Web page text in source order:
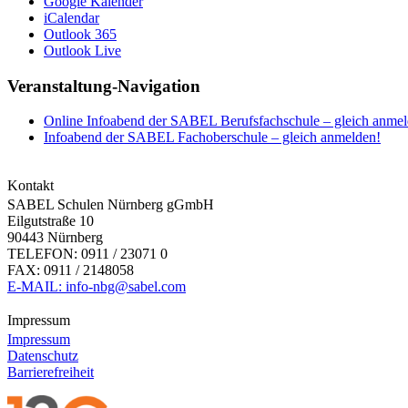
iCalendar
Outlook 365
Outlook Live
Veranstaltung-Navigation
Online Infoabend der SABEL Berufsfachschule – gleich
Infoabend der SABEL Fachoberschule – gleich anmelden!
Kontakt
SABEL Schulen Nürnberg gGmbH
Eilgutstraße 10
90443 Nürnberg
TELEFON: 0911 / 23071 0
FAX: 0911 / 2148058
E-MAIL: info-nbg@sabel.com
Impressum
Impressum
Datenschutz
Barrierefreiheit